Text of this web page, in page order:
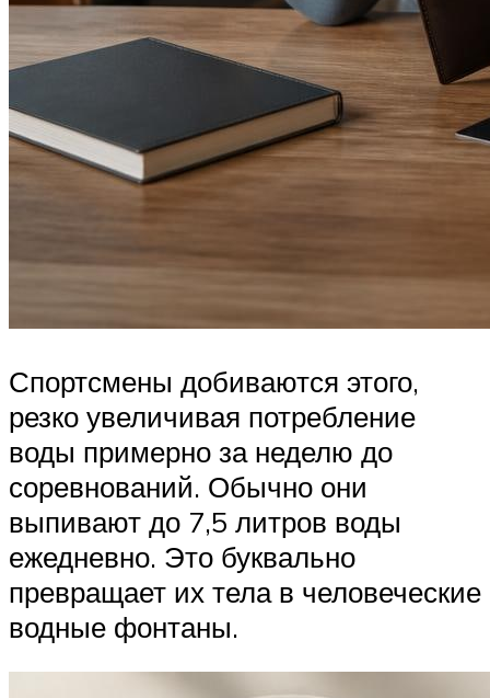
Спортсмены добиваются этого,
резко увеличивая потребление
воды примерно за неделю до
соревнований. Обычно они
выпивают до 7,5 литров воды
ежедневно. Это буквально
превращает их тела в человеческие
водные фонтаны.